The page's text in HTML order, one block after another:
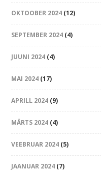
OKTOOBER 2024 (12)
SEPTEMBER 2024 (4)
JUUNI 2024 (4)
MAI 2024 (17)
APRILL 2024 (9)
MÄRTS 2024 (4)
VEEBRUAR 2024 (5)
JAANUAR 2024 (7)